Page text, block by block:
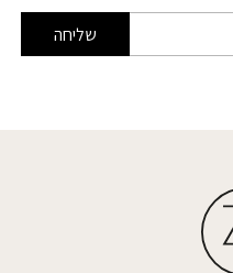
שליחה